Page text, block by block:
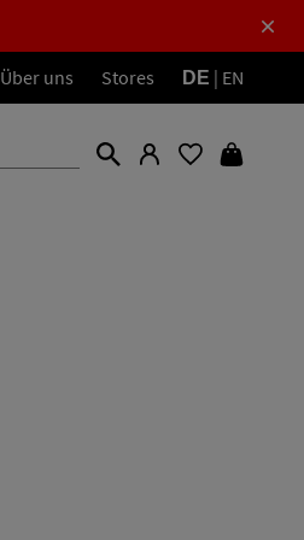
Über uns Stores DE | EN